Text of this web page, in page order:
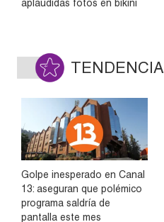
aplaudidas fotos en bikini
TENDENCIA
Golpe inesperado en Canal
13: aseguran que polémico
programa saldría de
pantalla este mes